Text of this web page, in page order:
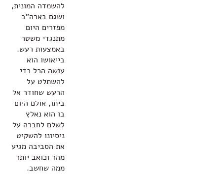
להשמדה המונית,
ושגם בארה"ב
מפזרים היום
מתנגדי משטר
באמצעות רעש.
בייאושו הוא
עושה הכל כדי
להשתלט על
הרעש שחודר אל
ביתו, אולם היום
בו הוא נאלץ
לשלם לחברה על
ניסיונו להשקיט
את הסביבה מגיע
מהר וכואב יותר
ממה שחשב.